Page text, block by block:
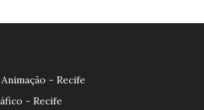
- Recife
- Recife